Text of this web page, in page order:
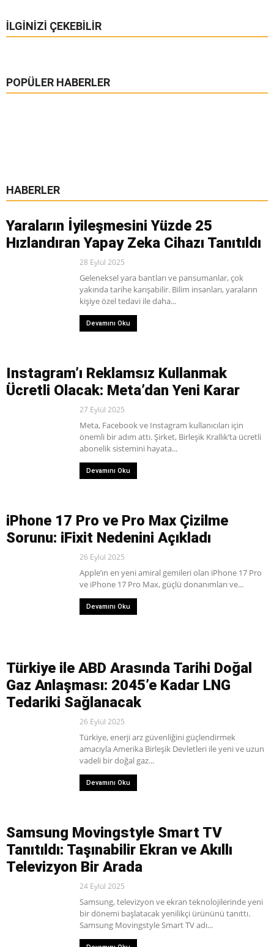
İLGINIZI ÇEKEBILIR
POPÜLER HABERLER
HABERLER
Yaraların İyileşmesini Yüzde 25
Hızlandıran Yapay Zeka Cihazı Tanıtıldı
28 Eylül 2025
Geleneksel yara bantları ve pansumanlar, çok
yakında tarihe karışabilir. Bilim insanları, yaraların
kişiye özel tedavi ile daha...
Devamını Oku
Instagram’ı Reklamsız Kullanmak
Ücretli Olacak: Meta’dan Yeni Karar
27 Eylül 2025
Meta, Facebook ve Instagram kullanıcıları için
önemli bir adım attı. Şirket, Birleşik Krallık’ta ücretli
abonelik sistemini hayata...
Devamını Oku
iPhone 17 Pro ve Pro Max Çizilme
Sorunu: iFixit Nedenini Açıkladı
26 Eylül 2025
Apple’ın en yeni amiral gemileri olan iPhone 17 Pro
ve iPhone 17 Pro Max, güçlü donanımları ve...
Devamını Oku
Türkiye ile ABD Arasında Tarihi Doğal
Gaz Anlaşması: 2045’e Kadar LNG
Tedariki Sağlanacak
26 Eylül 2025
Türkiye, enerji arz güvenliğini güçlendirmek
amacıyla Amerika Birleşik Devletleri ile yeni ve uzun
vadeli bir doğal gaz...
Devamını Oku
Samsung Movingstyle Smart TV
Tanıtıldı: Taşınabilir Ekran ve Akıllı
Televizyon Bir Arada
24 Eylül 2025
Samsung, televizyon ve ekran teknolojilerinde yeni
bir dönemi başlatacak yenilikçi ürününü tanıttı.
Samsung Movingstyle Smart TV adı...